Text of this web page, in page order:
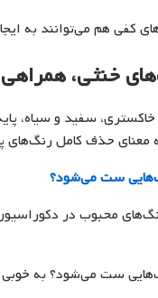
کفی هم می‌توانند به
خنثی،
خاکستری، سفید و سیاه،
معنای حذف کامل
ست می‌شود؟
محبوب در
ست می‌شود؟ به